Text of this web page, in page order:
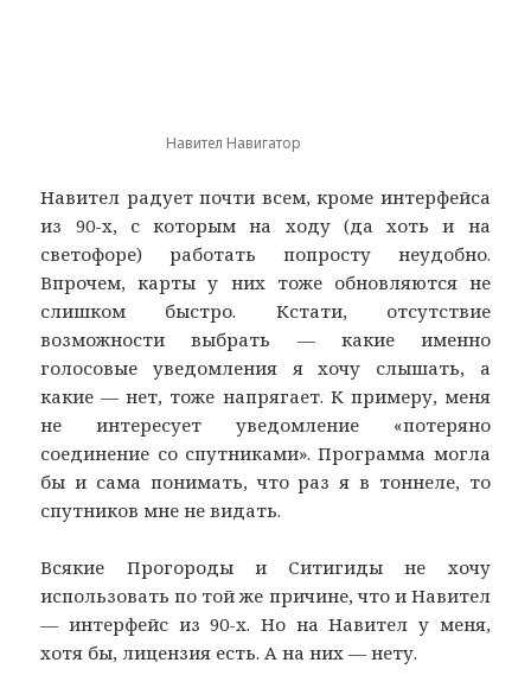
Навител Навигатор
Навител радует почти всем, кроме интерфейса
из 90-х, с которым на ходу (да хоть и на
светофоре) работать попросту неудобно.
Впрочем, карты у них тоже обновляются не
слишком быстро. Кстати, отсутствие
возможности выбрать — какие именно
голосовые уведомления я хочу слышать, а
какие — нет, тоже напрягает. К примеру, меня
не интересует уведомление «потеряно
соединение со спутниками». Программа могла
бы и сама понимать, что раз я в тоннеле, то
спутников мне не видать.
Всякие Прогороды и Ситигиды не хочу
использовать по той же причине, что и Навител
— интерфейс из 90-х. Но на Навител у меня,
хотя бы, лицензия есть. А на них — нету.